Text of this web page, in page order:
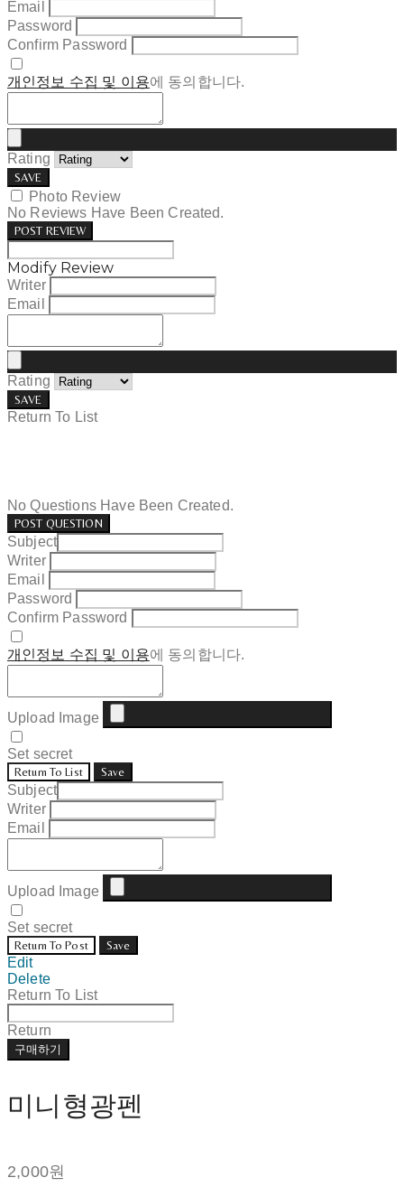
Email
Password
Confirm Password
개인정보 수집 및 이용에 동의합니다.
Rating
SAVE
Photo Review
No Reviews Have Been Created.
POST REVIEW
Modify Review
Writer
Email
Rating
SAVE
Return To List
No Questions Have Been Created.
POST QUESTION
Subject
Writer
Email
Password
Confirm Password
개인정보 수집 및 이용에 동의합니다.
Upload Image
Set secret
Return To List Save
Subject
Writer
Email
Upload Image
Set secret
Return To Post Save
Edit
Delete
Return To List
Return
구매하기
미니형광펜
2,000원